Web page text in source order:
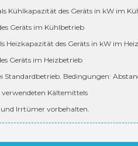
Kühlkapazität des Geräts in kW im
Geräts im Kühlbetrieb
Heizkapazität des Geräts in kW im
Geräts im Heizbetrieb
Standardbetrieb. Bedingungen:
Kältemittels
Irrtümer vorbehalten.